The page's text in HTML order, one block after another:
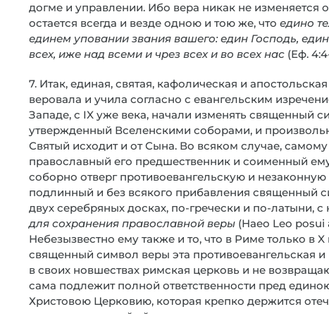
догме и управлении. Ибо вера никак не изменяется
остается всегда и везде одною и тою же, что едино
единем уповании звания вашего: един Господь,
всех, иже над всеми и чрез всех и во всех нас (Еф.
7. Итак, единая, святая, кафолическая и
веровала и учила согласно с евангельским
Западе, с IX уже века, начали изменять священный
утвержденный Вселенскими соборами, и
Святый исходит и от Сына. Во всяком случае,
православный его предшественник и соименный
соборно отверг противоевангельскую и
подлинный и без всякого прибавления священный
двух серебряных досках, по-гречески и по-латыни,
для сохранения православной веры (Наео Leo posui
Небезызвестно ему также и то, что в Риме только в
священный символ веры эта противоевангельская
в своих новшествах римская церковь и не
сама подлежит полной ответственности пред
Христовою Церковию, которая крепко держится